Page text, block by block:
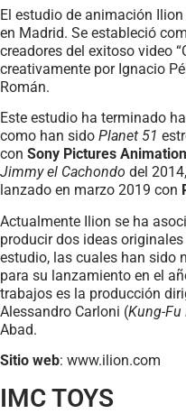
El estudio de animación
en Madrid. Se estableció
creadores del exitoso video
creativamente por Ignacio
Román.
Este estudio ha terminado
como han sido Planet 51
con Sony Pictures Animation
Jimmy el Cachondo del
lanzado en marzo 2019 con
Actualmente Ilion se ha
producir dos ideas
estudio, las cuales han sido
para su lanzamiento en el
trabajos es la producción
Alessandro Carloni (Kung-Fu
Abad.
Sitio web: www.ilion.com
IMC TOYS